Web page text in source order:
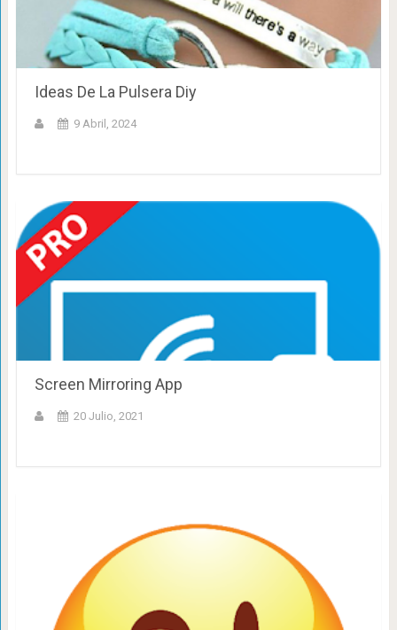
Ideas De La Pulsera Diy
9 Abril, 2024
Screen Mirroring App
20 Julio, 2021